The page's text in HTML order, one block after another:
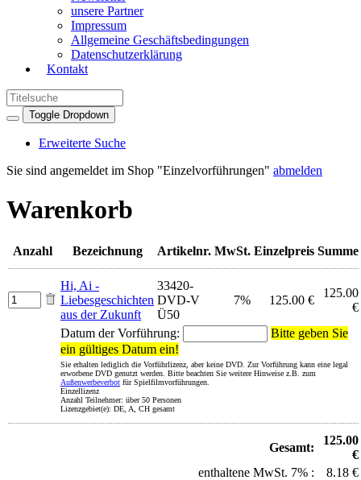
unsere Partner
Impressum
Allgemeine Geschäftsbedingungen
Datenschutzerklärung
Kontakt
Toggle Dropdown
Erweiterte Suche
Sie sind angemeldet im Shop "Einzelvorführungen" abmelden
Warenkorb
Anzahl Bezeichnung Artikelnr. MwSt. Einzelpreis Summe
Hi, Ai -
Liebesgeschichten
aus der Zukunft
33420-
DVD-V
Ü50
7% 125.00 €
125.00
€
Datum der Vorführung:
Bitte geben Sie
ein gültiges Datum ein!
Sie erhalten lediglich die Vorführlizenz, aber keine DVD. Zur Vorführung kann eine legal
erworbene DVD genutzt werden. Bitte beachten Sie weitere Hinweise z.B. zum
Außenwerbeverbot für Spielfilmvorführungen.
Einzellizenz
Anzahl Teilnehmer: über 50 Personen
Lizenzgebiet(e): DE, A, CH gesamt
Gesamt:
125.00
€
enthaltene MwSt. 7% :
8.18 €